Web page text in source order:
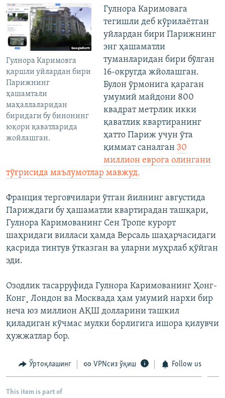
Гулнора Каримовга
қаршли уйлардан бири
Парижнинг
ҳашамтали
маҳаллаларидан
биридаги бу бинонинг
юқори қаватларида
жойлашган.
Гулнора Каримовага
тегишли деб кўрилаётган
уйлардан бири Парижнинг
энг ҳашаматли
туманларидан бири бўлган
16-округда жйолашган.
Булон ўрмонига қараган
умумий майдони 800
квадрат метрлик икки
қаватлик квартиранинг
ҳатто Париж учун ўта
қиммат саналган 30
миллион еврога олингани
тўғрисида маълумотлар мавжуд.
Франция терговчилари ўтган йилнинг августида
Париждаги бу ҳашаматли квартирадан ташқари,
Гулнора Каримованинг Сен Тропе курорт
шаҳридаги вилласи ҳамда Версаль шаҳарчасидаги
қасрида тинтув ўтказган ва уларни муҳрлаб қўйган
эди.
Озодлик тасарруфида Гулнора Каримованинг Ҳонг-
Конг¸ Лондон ва Москвада ҳам умумий нархи бир
неча юз миллион АҚШ долларини ташкил
қиладиган кўчмас мулки борлигига ишора қилувчи
ҳужжатлар бор.
Ўртоқлашинг VPNсиз ўқиш Follow us
This item is part of